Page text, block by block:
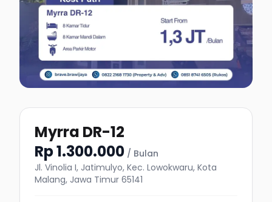
Myrra DR-12
Rp 1.300.000 / Bulan
Jl. Vinolia I, Jatimulyo, Kec. Lowokwaru, Kota
Malang, Jawa Timur 65141